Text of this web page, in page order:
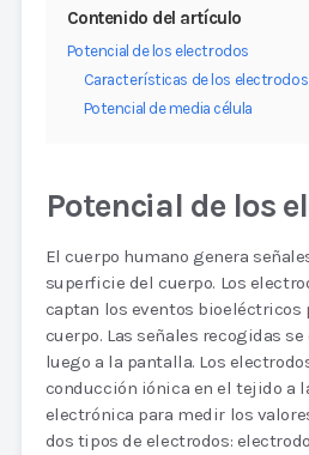
Contenido del artículo
Potencial de los electrodos
Características de los
Potencial de media célula
Potencial de los
El cuerpo humano genera
superficie del cuerpo. Los
captan los eventos bioeléctricos
cuerpo. Las señales recogidas
luego a la pantalla. Los
conducción iónica en el tejido a
electrónica para medir los
dos tipos de electrodos: